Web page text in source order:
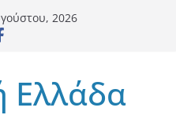
2026
Ελλάδα